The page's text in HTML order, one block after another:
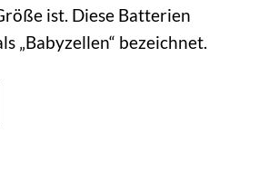
ist. Diese Batterien
„Babyzellen“ bezeichnet.